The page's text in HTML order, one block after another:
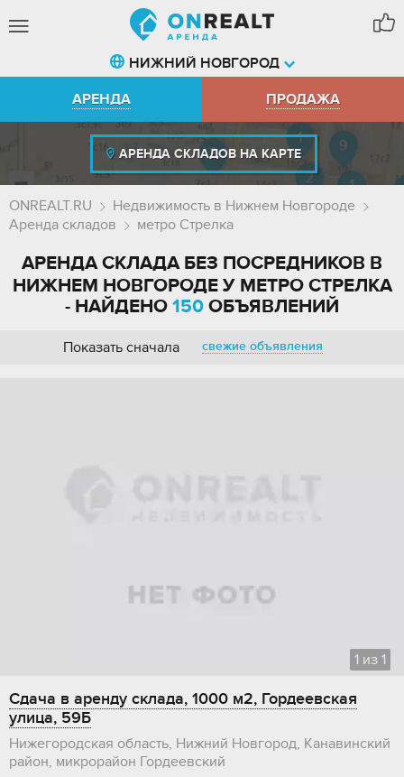
НИЖНИЙ НОВГОРОД
АРЕНДА
ПРОДАЖА
АРЕНДА СКЛАДОВ НА КАРТЕ
ONREALT.RU
Недвижимость в Нижнем Новгороде
Аренда складов
метро Стрелка
АРЕНДА СКЛАДА БЕЗ ПОСРЕДНИКОВ В
НИЖНЕМ НОВГОРОДЕ У МЕТРО СТРЕЛКА
- НАЙДЕНО 150 ОБЪЯВЛЕНИЙ
Показать сначала свежие объявления
1 из 1
Сдача в аренду склада, 1000 м2, Гордеевская
улица, 59Б
Нижегородская область, Нижний Новгород, Канавинский
район, микрорайон Гордеевский